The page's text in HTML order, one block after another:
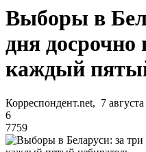
Выборы в
дня досрочно
каждый
Корреспондент.net, 7
6
7759